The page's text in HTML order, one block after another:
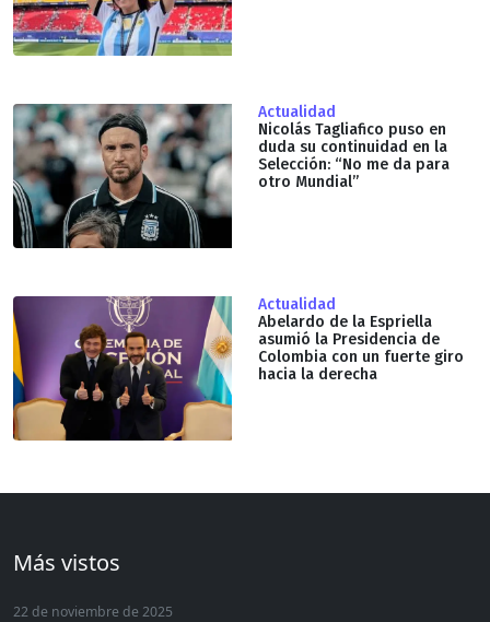
Actualidad
Nicolás Tagliafico puso en
duda su continuidad en la
Selección: “No me da para
otro Mundial”
Actualidad
Abelardo de la Espriella
asumió la Presidencia de
Colombia con un fuerte giro
hacia la derecha
Más vistos
22 de noviembre de 2025